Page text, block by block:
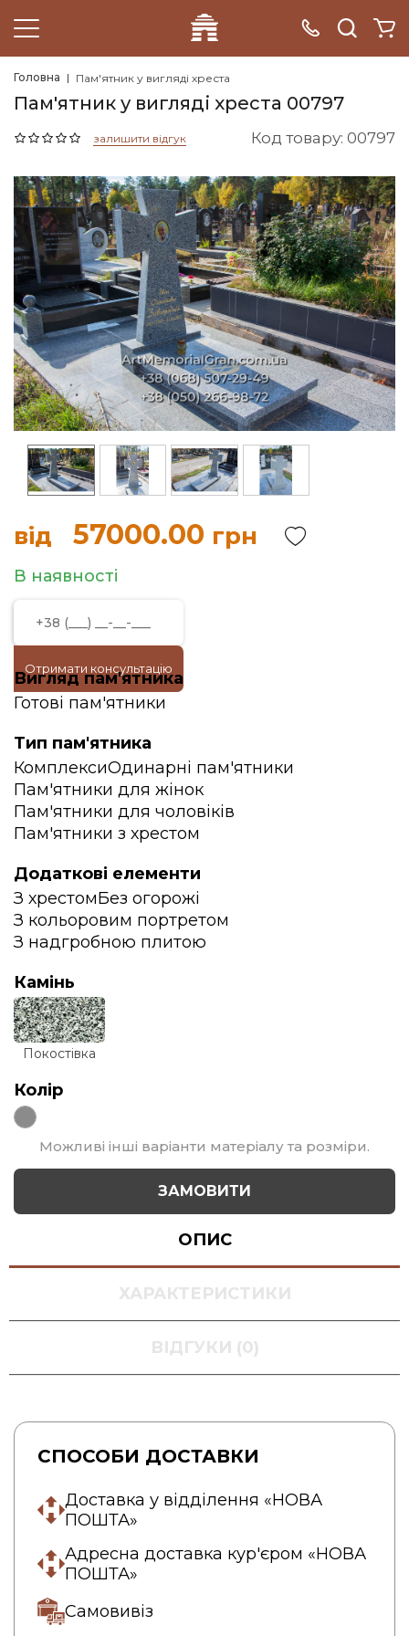
Головна Пам'ятник у вигляді хреста
Пам'ятник у вигляді хреста 00797
залишити відгук Код товару: 00797
від 57000.00 грн
В наявності
Отримати консультацію
Вигляд пам'ятника
Готові пам'ятники
Тип пам'ятника
КомплексиОдинарні пам'ятники
Пам'ятники для жінок
Пам'ятники для чоловіків
Пам'ятники з хрестом
Додаткові елементи
З хрестомБез огорожі
З кольоровим портретом
З надгробною плитою
Камінь
Покостівка
Колір
Можливі інші варіанти матеріалу та розміри.
ЗАМОВИТИ
ОПИС
ХАРАКТЕРИСТИКИ
ВІДГУКИ (0)
СПОСОБИ ДОСТАВКИ
Доставка у відділення «НОВА
ПОШТА»
Адресна доставка кур'єром «НОВА
ПОШТА»
Самовивіз